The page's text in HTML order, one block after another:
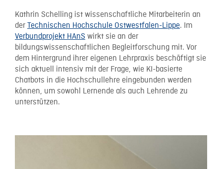
Kathrin Schelling ist wissenschaftliche Mitarbeiterin an
der Technischen Hochschule Ostwestfalen-Lippe. Im
Verbundprojekt HAnS wirkt sie an der
bildungswissenschaftlichen Begleitforschung mit. Vor
dem Hintergrund ihrer eigenen Lehrpraxis beschäftigt sie
sich aktuell intensiv mit der Frage, wie KI-basierte
Chatbots in die Hochschullehre eingebunden werden
können, um sowohl Lernende als auch Lehrende zu
unterstützen.